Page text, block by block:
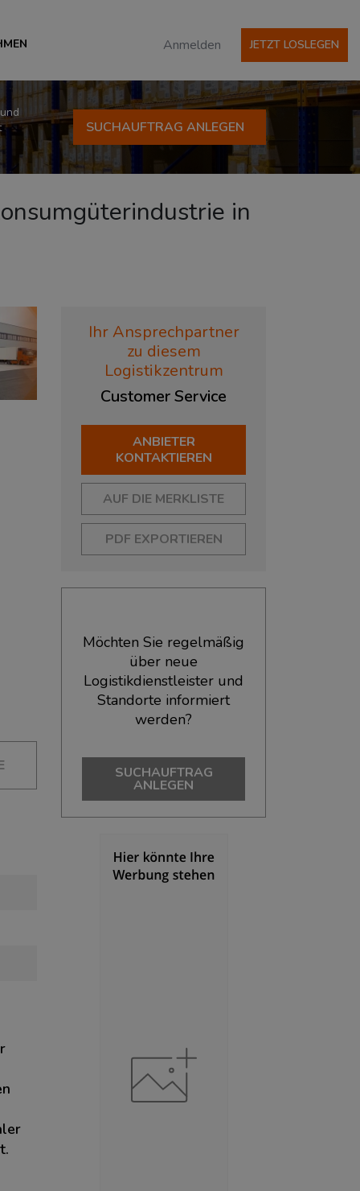
Anmelden JETZT LOSLEGEN
SUCHAUFTRAG ANLEGEN
in
Ihr Ansprechpartner
zu diesem
Logistikzentrum
CustomerService
ANBIETER
KONTAKTIEREN
AUF DIE MERKLISTE
PDF EXPORTIEREN
Möchten Sie regelmäßig
über neue
Logistikdienstleister und
Standorte informiert
werden?
SUCHAUFTRAG
ANLEGEN